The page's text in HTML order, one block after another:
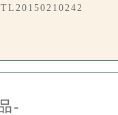
-